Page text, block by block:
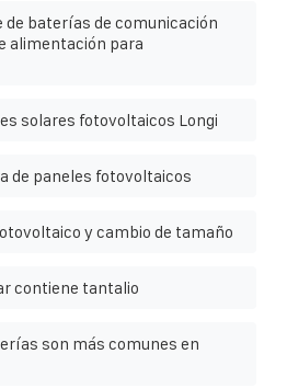
de baterías de comunicación
alimentación para
solares fotovoltaicos Longi
de paneles fotovoltaicos
y cambio de tamaño
contiene tantalio
son más comunes en